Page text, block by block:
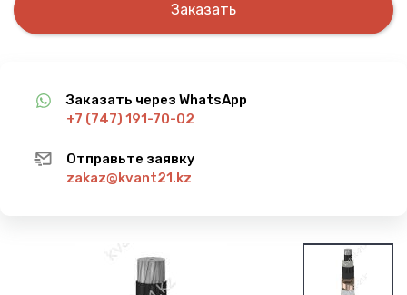
Заказать
Заказать через WhatsApp
+7 (747) 191-70-02
Отправьте заявку
zakaz@kvant21.kz